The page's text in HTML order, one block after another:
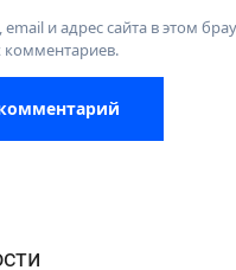
и адрес сайта в этом